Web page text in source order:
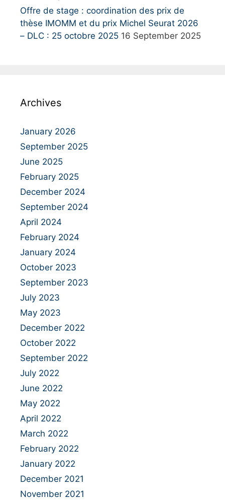
Offre de stage : coordination des prix de
thèse IMOMM et du prix Michel Seurat 2026
– DLC : 25 octobre 2025 16 September 2025
Archives
January 2026
September 2025
June 2025
February 2025
December 2024
September 2024
April 2024
February 2024
January 2024
October 2023
September 2023
July 2023
May 2023
December 2022
October 2022
September 2022
July 2022
June 2022
May 2022
April 2022
March 2022
February 2022
January 2022
December 2021
November 2021